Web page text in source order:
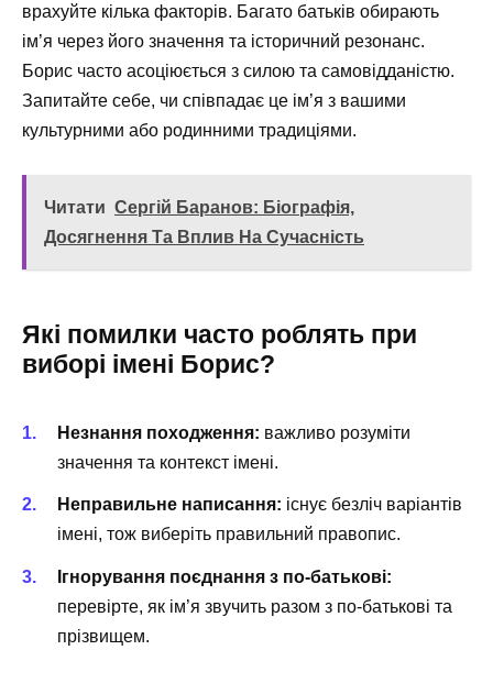
врахуйте кілька факторів. Багато батьків обирають
ім’я через його значення та історичний резонанс.
Борис часто асоціюється з силою та самовідданістю.
Запитайте себе, чи співпадає це ім’я з вашими
культурними або родинними традиціями.
Читати Сергій Баранов: Біографія,
Досягнення Та Вплив На Сучасність
Які помилки часто роблять при
виборі імені Борис?
Незнання походження: важливо розуміти
значення та контекст імені.
Неправильне написання: існує безліч варіантів
імені, тож виберіть правильний правопис.
Ігнорування поєднання з по-батькові:
перевірте, як ім’я звучить разом з по-батькові та
прізвищем.